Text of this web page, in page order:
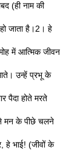
(ही नाम की
जाता है।2। हे
में आत्मिक जीवन
उन्हें प्रभू के
पैदा होते मरते
मन के पीछे चलने
हे भाई! (जीवों के